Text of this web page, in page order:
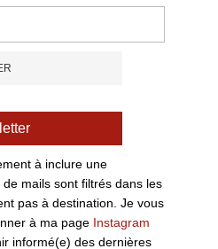
à inclure une
mails sont filtrés dans les
pas à destination. Je vous
à ma page Instagram
informé(e) des dernières